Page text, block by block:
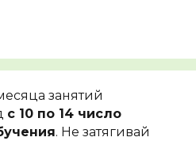
занятий
с 10 по 14 число
. Не затягивай